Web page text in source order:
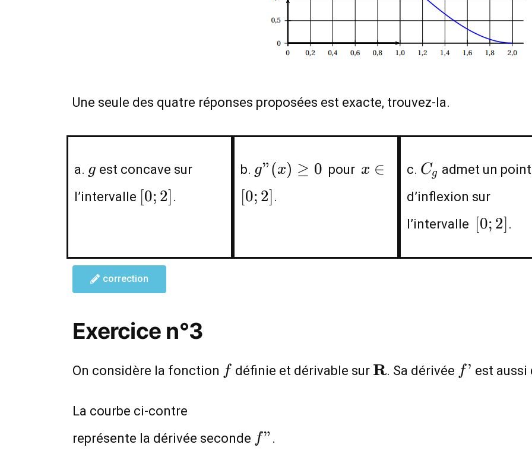
Une seule des quatre réponses proposées est exacte, trouvez-la.
a. g
g est concave sur
l’intervalle [0;2]
[0; 2] .
b. g"
(x)\geq
0
g"(x) ≥ 0 pour x\in
x ∈
[0; 2] .
c. C_g
Cg admet un point
d’inflexion sur
l’intervalle [0;2]
[0; 2] .
correction
Exercice n°3
On considère la fonction ff définie et dérivable sur \mathbf{R}
R. Sa dérivée f’
f ’ est aussi
La courbe ci-contre
représente la dérivée seconde f"
f" .